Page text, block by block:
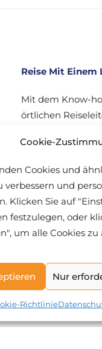
Cookie-
Cookies und
verbessern und
Klicken Sie auf
festzulegen, oder
um alle Cookies zu
Nur
Richtlinie
Reise Mit Einem
Mit dem Know-
örtlichen
Sie besuchen,
Lebensweisen